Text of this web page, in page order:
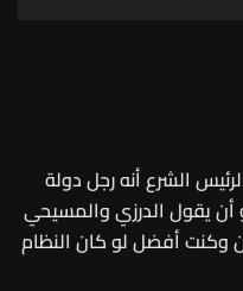
الشرع أنه رجل دولة
يقول الدرزي والمسيحي
وكنت أفضل لو كان النظام